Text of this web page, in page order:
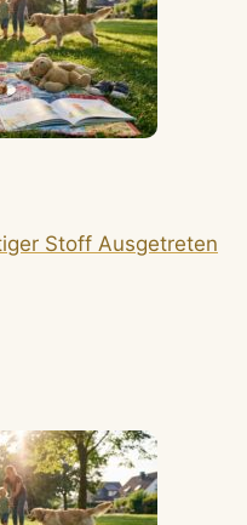
Stoff Ausgetreten